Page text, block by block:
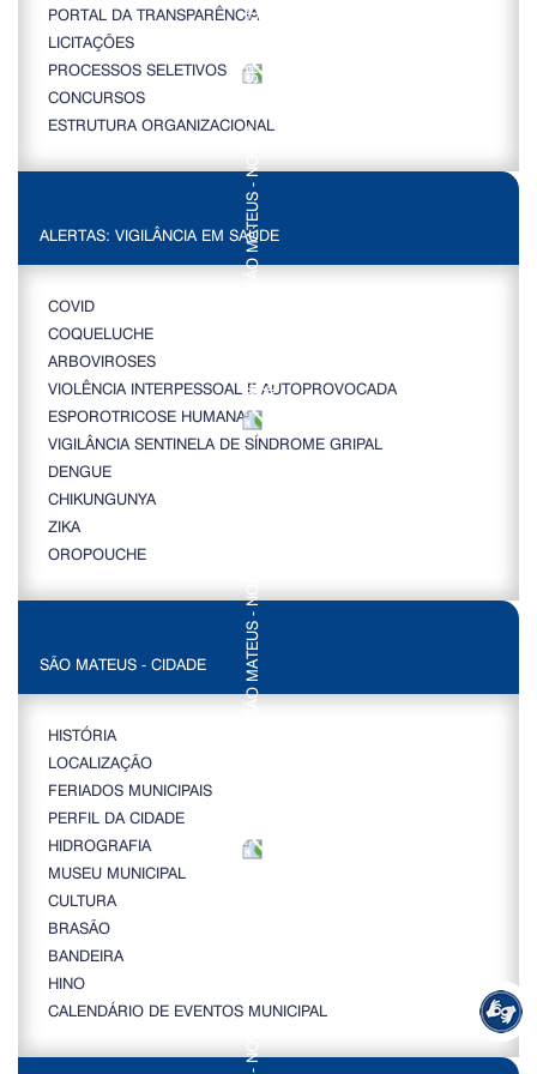
PORTAL DA TRANSPARÊNCIA
LICITAÇÕES
PROCESSOS SELETIVOS
CONCURSOS
ESTRUTURA ORGANIZACIONAL
ALERTAS: VIGILÂNCIA EM SAÚDE
COVID
COQUELUCHE
ARBOVIROSES
VIOLÊNCIA INTERPESSOAL E AUTOPROVOCADA
ESPOROTRICOSE HUMANA
VIGILÂNCIA SENTINELA DE SÍNDROME GRIPAL
DENGUE
CHIKUNGUNYA
ZIKA
OROPOUCHE
SÃO MATEUS - CIDADE
HISTÓRIA
LOCALIZAÇÃO
FERIADOS MUNICIPAIS
PERFIL DA CIDADE
HIDROGRAFIA
MUSEU MUNICIPAL
CULTURA
BRASÃO
BANDEIRA
HINO
CALENDÁRIO DE EVENTOS MUNICIPAL